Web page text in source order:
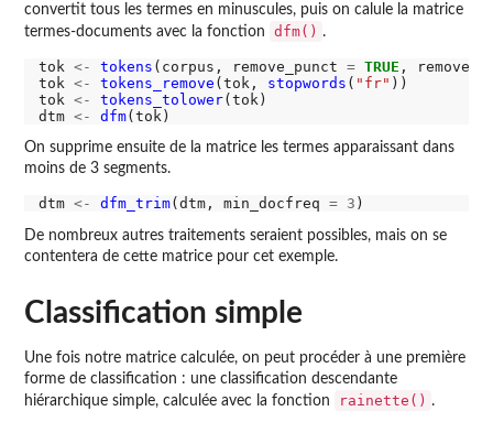
convertit tous les termes en minuscules, puis on calule la matrice
termes-documents avec la fonction
dfm() .
tok <- tokens (corpus, remove_punct = TRUE ,
tok <- tokens_remove (tok, stopwords ( "fr" ))
tok <- tokens_tolower(tok)
dtm <- dfm
On supprime ensuite de la matrice les termes apparaissant dans
moins de 3 segments.
dtm <- dfm_trim(dtm, min_docfreq = 3
De nombreux autres traitements seraient possibles, mais on se
contentera de cette matrice pour cet exemple.
Classification simple
Une fois notre matrice calculée, on peut procéder à une première
forme de classification : une classification descendante
hiérarchique simple, calculée avec la fonction
rainette() .